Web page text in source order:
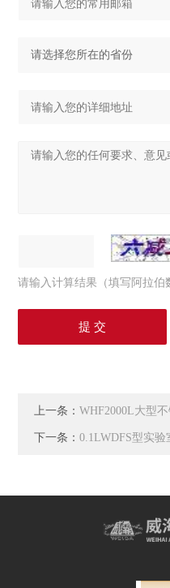
请输入计算结果（填写阿拉伯
上一条：WHF2000L大型
下一条：0.1LWDFS型实